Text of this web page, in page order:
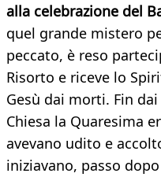
alla celebrazione del
quel grande mistero
peccato, è reso
Risorto e riceve lo
Gesù dai morti. Fin
Chiesa la Quaresima
avevano udito e
iniziavano, passo